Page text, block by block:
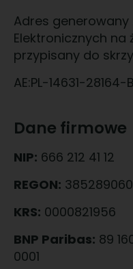
Adres generowany
Elektronicznych na
przypisany do
AE:PL-14631-28164-
Dane firmowe
NIP: 666 212 41 12
REGON: 385289060
KRS: 0000821956
BNP Paribas: 89
0001